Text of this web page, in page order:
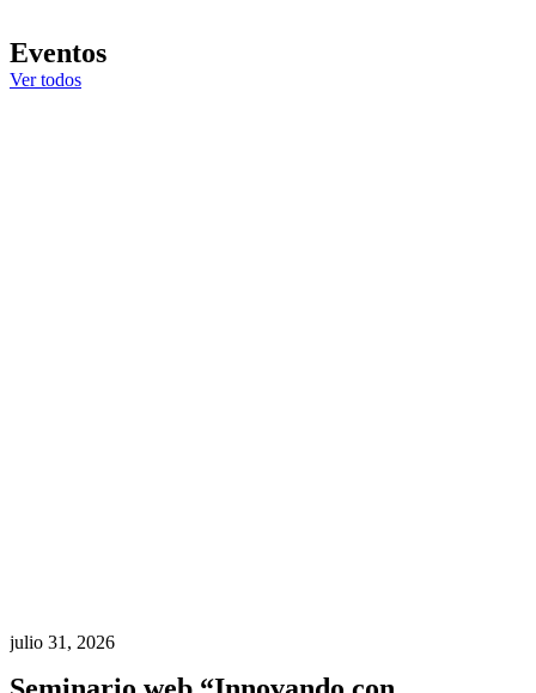
Eventos
Ver todos
julio 31, 2026